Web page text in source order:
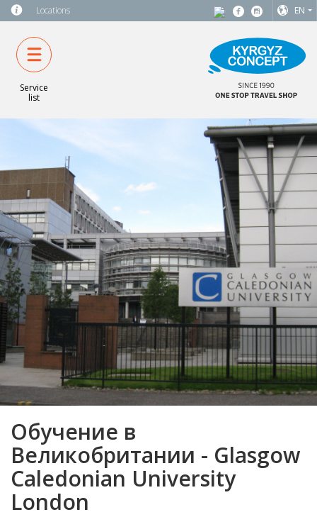
Locations EN
Service
list
Обучение в
Великобритании - Glasgow
Caledonian University
London